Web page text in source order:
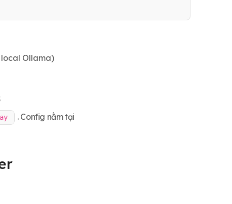
Ollama)
. Config nằm tại